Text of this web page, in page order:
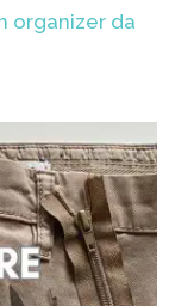
organizer da